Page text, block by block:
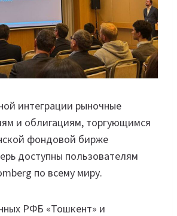
интеграции рыночные
и облигациям, торгующимся
фондовой бирже
доступны пользователям
по всему миру.
РФБ «Тошкент» и